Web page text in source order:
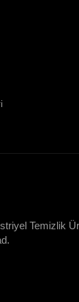
Temizlik